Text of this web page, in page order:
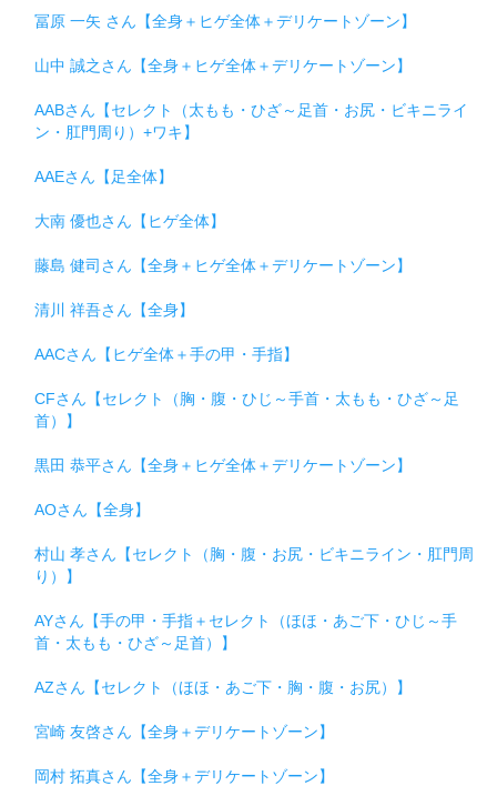
冨原 一矢 さん【全身＋ヒゲ全体＋デリケートゾーン】
山中 誠之さん【全身＋ヒゲ全体＋デリケートゾーン】
AABさん【セレクト（太もも・ひざ～足首・お尻・ビキニライ
ン・肛門周り）+ワキ】
AAEさん【足全体】
大南 優也さん【ヒゲ全体】
藤島 健司さん【全身＋ヒゲ全体＋デリケートゾーン】
清川 祥吾さん【全身】
AACさん【ヒゲ全体＋手の甲・手指】
CFさん【セレクト（胸・腹・ひじ～手首・太もも・ひざ～足
首）】
黒田 恭平さん【全身＋ヒゲ全体＋デリケートゾーン】
AOさん【全身】
村山 孝さん【セレクト（胸・腹・お尻・ビキニライン・肛門周
り）】
AYさん【手の甲・手指＋セレクト（ほほ・あご下・ひじ～手
首・太もも・ひざ～足首）】
AZさん【セレクト（ほほ・あご下・胸・腹・お尻）】
宮崎 友啓さん【全身＋デリケートゾーン】
岡村 拓真さん【全身＋デリケートゾーン】